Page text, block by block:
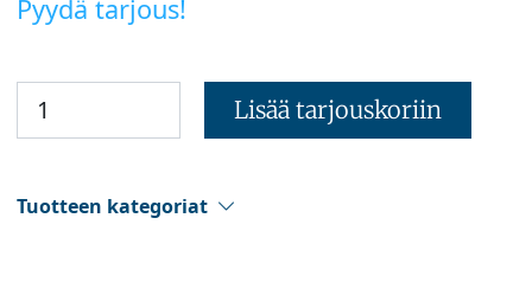
Pyydä tarjous!
Lisää tarjouskoriin
Tuotteen kategoriat